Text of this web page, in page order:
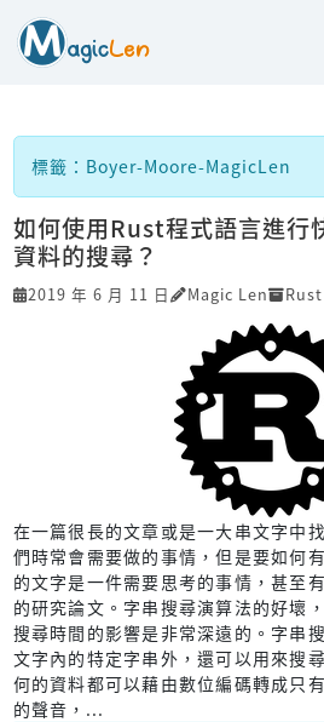
標籤：Boyer-Moore-MagicLen
如何使用Rust程式語言進行
資料的搜尋？
2019 年 6 月 11 日 Magic Len Rust
在一篇很長的文章或是一大串文字中
們時常會需要做的事情，但是要如何
的文字是一件需要思考的事情，甚至
的研究論文。字串搜尋演算法的好壞
搜尋時間的影響是非常深遠的。字串
文字內的特定字串外，還可以用來搜
何的資料都可以藉由數位編碼轉成只
的聲音，...